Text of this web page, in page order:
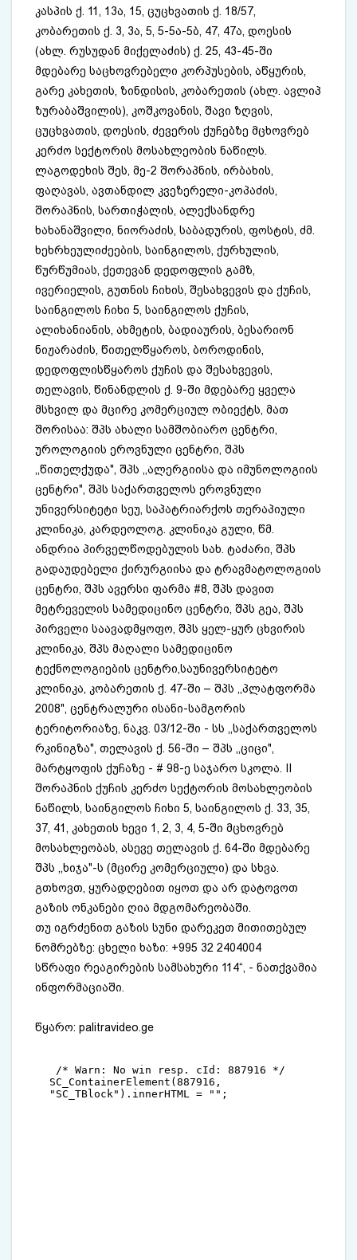
კასპის ქ. 11, 13ა, 15, ცუცხვათის ქ. 18/57,
კობარეთის ქ. 3, 3ა, 5, 5-5ა-5ბ, 47, 47ა, დოესის
(ახლ. რუსუდან მიქელაძის) ქ. 25, 43-45-ში
მდებარე საცხოვრებელი კორპუსების, აწყურის,
გარე კახეთის, ზინდისის, კობარეთის (ახლ. ავლიპ
ზურაბაშვილის), კოშკოვანის, შავი ზღვის,
ცუცხვათის, დოესის, ძევერის ქუჩებზე მცხოვრებ
კერძო სექტორის მოსახლეობის ნაწილს.
ლაგოდეხის შეს, მე-2 შორაპნის, ირბახის,
ფაღავას, ავთანდილ კვეზერელი-კოპაძის,
შორაპნის, სართიჭალის, ალექსანდრე
ხახანაშვილი, ნიორაძის, საბადურის, ფოსტის, ძმ.
ხეხრხეულიძეების, საინგილოს, ქურხულის,
წურწუმიას, ქეთევან დედოფლის გამზ,
ივერიელის, გუთნის ჩიხის, შესახვევის და ქუჩის,
საინგილოს ჩიხი 5, საინგილოს ქუჩის,
ალიხანიანის, ახმეტის, ბადიაურის, ბესარიონ
ნიჟარაძის, წითელწყაროს, ბოროდინის,
დედოფლისწყაროს ქუჩის და შესახვევის,
თელავის, წინანდლის ქ. 9-ში მდებარე ყველა
მსხვილ და მცირე კომერციულ ობიექტს, მათ
შორისაა: შპს ახალი სამშობიარო ცენტრი,
უროლოგიის ეროვნული ცენტრი, შპს
,,წითელქუდა", შპს ,,ალერგიისა და იმუნოლოგიის
ცენტრი", შპს საქართველოს ეროვნული
უნივერსიტეტი სეუ, საპატრიარქოს თერაპიული
კლინიკა, კარდეოლოგ. კლინიკა გული, წმ.
ანდრია პირველწოდებულის სახ. ტაძარი, შპს
გადაუდებელი ქირურგიისა და ტრავმატოლოგიის
ცენტრი, შპს ავერსი ფარმა #8, შპს დავით
მეტრეველის სამედიცინო ცენტრი, შპს გეა, შპს
პირველი საავადმყოფო, შპს ყელ-ყურ ცხვირის
კლინიკა, შპს მაღალი სამედიცინო
ტექნოლოგიების ცენტრი,საუნივერსიტეტო
კლინიკა, კობარეთის ქ. 47-ში – შპს ,,პლატფორმა
2008", ცენტრალური ისანი-სამგორის
ტერიტორიაზე, ნაკვ. 03/12-ში - სს ,,საქართველოს
რკინიგზა", თელავის ქ. 56-ში – შპს ,,ციცი",
მარტყოფის ქუჩაზე - # 98-ე საჯარო სკოლა. II
შორაპნის ქუჩის კერძო სექტორის მოსახლეობის
ნაწილს, საინგილოს ჩიხი 5, საინგილოს ქ. 33, 35,
37, 41, კახეთის ხევი 1, 2, 3, 4, 5-ში მცხოვრებ
მოსახლეობას, ასევე თელავის ქ. 64-ში მდებარე
შპს ,,ხიჯა"-ს (მცირე კომერციული) და სხვა.
გთხოვთ, ყურადღებით იყოთ და არ დატოვოთ
გაზის ონკანები ღია მდგომარეობაში.
თუ იგრძენით გაზის სუნი დარეკეთ მითითებულ
ნომრებზე: ცხელი ხაზი: +995 32 2404004
სწრაფი რეაგირების სამსახური 114“, - ნათქვამია
ინფორმაციაში.
წყარო:palitravideo.ge